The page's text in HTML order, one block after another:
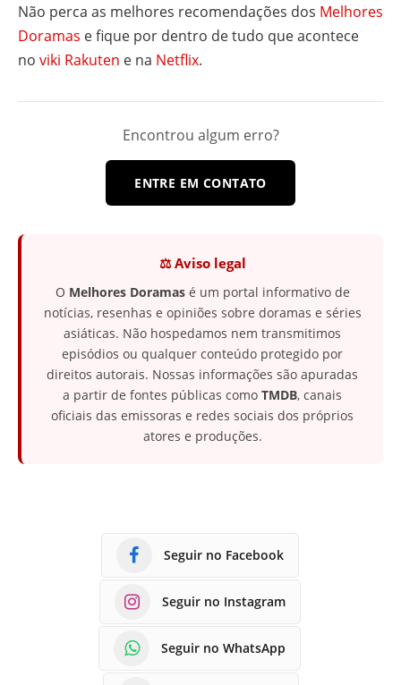
Não perca as melhores recomendações dos Melhores
Doramas e fique por dentro de tudo que acontece
no viki Rakuten e na Netflix.
Encontrou algum erro?
ENTRE EM CONTATO
⚖️ Aviso legal
O Melhores Doramasé um portal informativo de
notícias, resenhas e opiniões sobre doramas e séries
asiáticas. Não hospedamos nem transmitimos
episódios ou qualquer conteúdo protegido por
direitos autorais. Nossas informações são apuradas
a partir de fontes públicas como TMDB, canais
oficiais das emissoras e redes sociais dos próprios
atores e produções.
Seguir no Facebook
Seguir no Instagram
Seguir no WhatsApp